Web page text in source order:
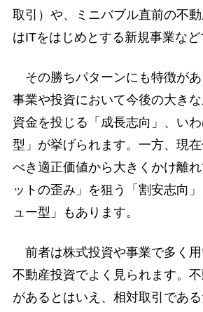
取引）や、ミニバブル直前の不
はITをはじめとする新規事業など
その勝ちパターンにも特徴が
事業や投資において今後の大き
資金を投じる「成長志向」、い
型」が挙げられます。一方、現
べき適正価値から大きくかけ離
ットの歪み」を狙う「割安志向
ュー型」もあります。
前者は株式投資や事業で多く
不動産投資でよく見られます。
があるとはいえ、相対取引であ